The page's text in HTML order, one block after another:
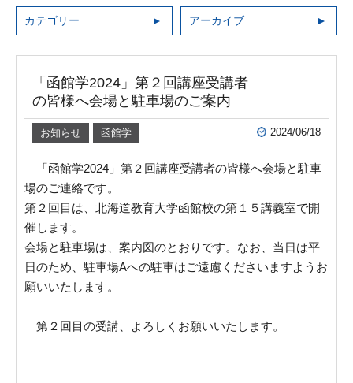
カテゴリー アーカイブ
「函館学2024」第２回講座受講者
の皆様へ会場と駐車場のご案内
お知らせ 函館学 2024/06/18
「函館学2024」第２回講座受講者の皆様へ会場と駐車
場のご連絡です。
第２回目は、北海道教育大学函館校の第１５講義室で開
催します。
会場と駐車場は、案内図のとおりです。なお、当日は平
日のため、駐車場Aへの駐車はご遠慮くださいますようお
願いいたします。
第２回目の受講、よろしくお願いいたします。